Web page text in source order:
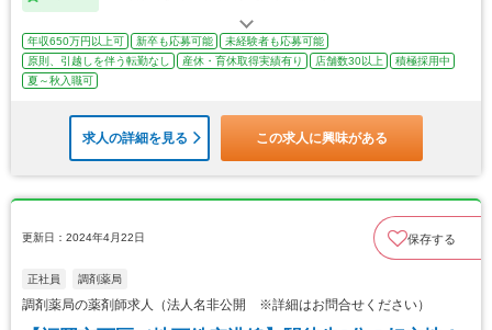
年収650万円以上可 新卒も応募可能
未経験者も応募可能
原則、引越しを伴う転勤なし
産休・育休取得実績有り 店舗数30以上
積極採用中
夏～秋入職可
求人の詳細を見る この求人に興味がある
更新日：2024年4月22日 保存する
正社員 調剤薬局
調剤薬局の薬剤師求人（法人名非公開 ※詳細はお問合せください）